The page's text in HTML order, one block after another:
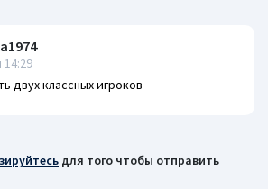
14:29
двух классных игроков
для того чтобы отправить